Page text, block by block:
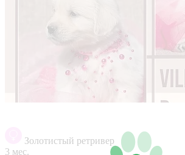
Золотистый ретривер
3 мес.